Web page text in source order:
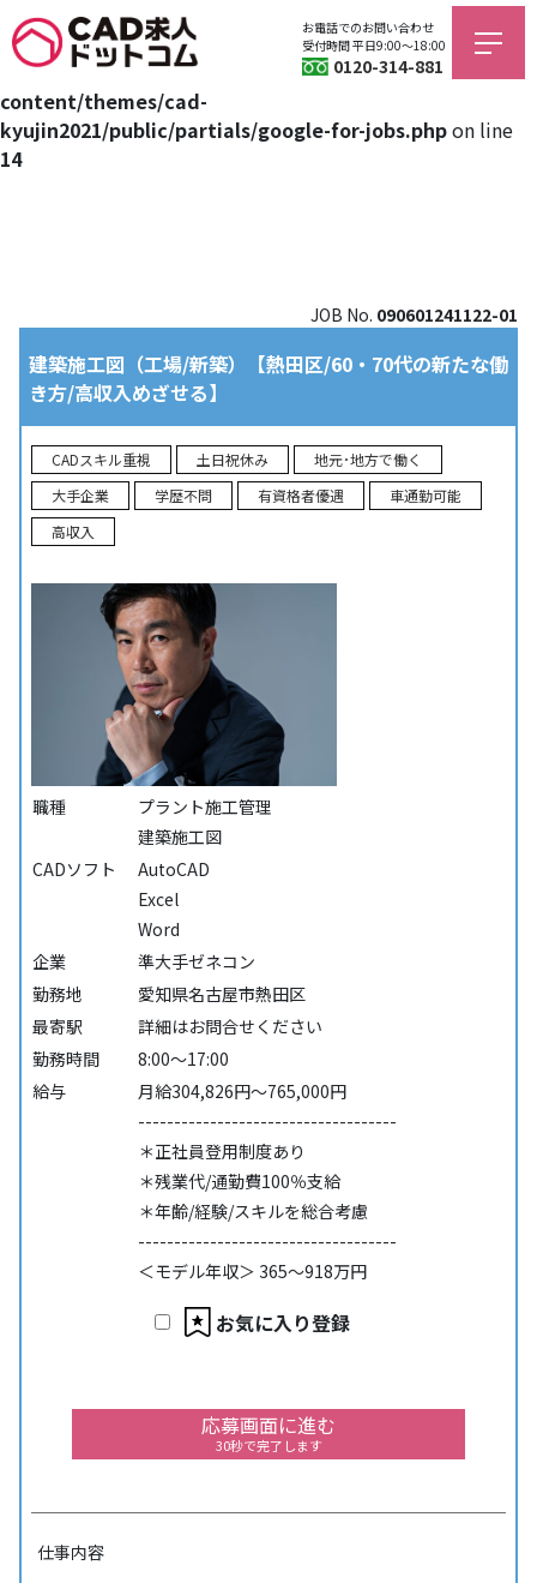
Warning: Trying to access array offset on value of type bool
in/home/jagfield/cad-kyujin.com/public_html/wp/wp-
content/themes/cad-
kyujin2021/public/partials/google-for-jobs.phpon line
14
お電話でのお問い合わせ
受付時間 平日9:00〜18:00
0120-314-881
JOB No. 090601241122-01
建築施工図（工場/新築）【熱田区/60・70代の新たな働
き方/高収入めざせる】
CADスキル重視 土日祝休み
地元･地方で働く
大手企業
学歴不問 有資格者優遇
車通勤可能
高収入
職種
プラント施工管理
建築施工図
CADソフト
AutoCAD
Excel
Word
企業
準大手ゼネコン
勤務地
愛知県名古屋市熱田区
最寄駅
詳細はお問合せください
勤務時間
8:00～17:00
給与
月給304,826円～765,000円
------------------------------------
＊正社員登用制度あり
＊残業代/通勤費100％支給
＊年齢/経験/スキルを総合考慮
------------------------------------
＜モデル年収＞ 365～918万円
お気に入り登録
応募画面に進む
30秒で完了します
仕事内容